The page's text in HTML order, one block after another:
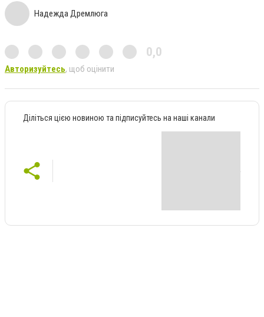
Надежда Дремлюга
0,0
Авторизуйтесь, щоб оцінити
Діліться цією новиною та підписуйтесь на наші канали